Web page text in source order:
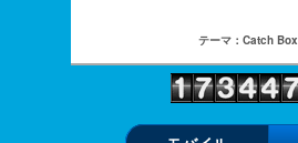
テーマ：Catch Box